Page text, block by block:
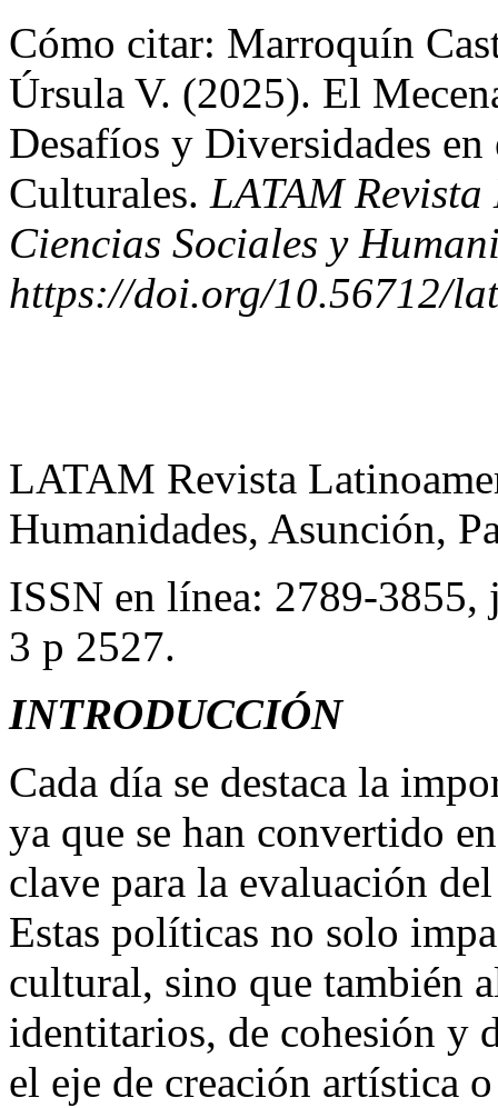
Cómo citar: Marroquín
Úrsula V. (2025). El
Desafíos y Diversidades
Culturales. LATAM
Ciencias Sociales y
https://doi.org/10.56712/
LATAM Revista
Humanidades, Asunción,
ISSN en línea: 2789-
3 p 2527.
INTRODUCCIÓN
Cada día se destaca la
ya que se han convertido
clave para la evaluación
Estas políticas no solo
cultural, sino que también
identitarios, de cohesión y
el eje de creación artística